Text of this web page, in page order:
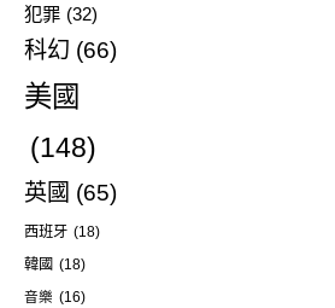
犯罪 (32)
科幻 (66)
美國
(148)
英國 (65)
西班牙 (18)
韓國 (18)
音樂 (16)